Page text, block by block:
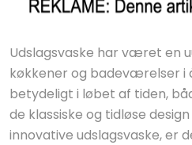
Udslagsvaske har været en
køkkener og badeværelser i
betydeligt i løbet af tiden,
de klassiske og tidløse
innovative udslagsvaske, er